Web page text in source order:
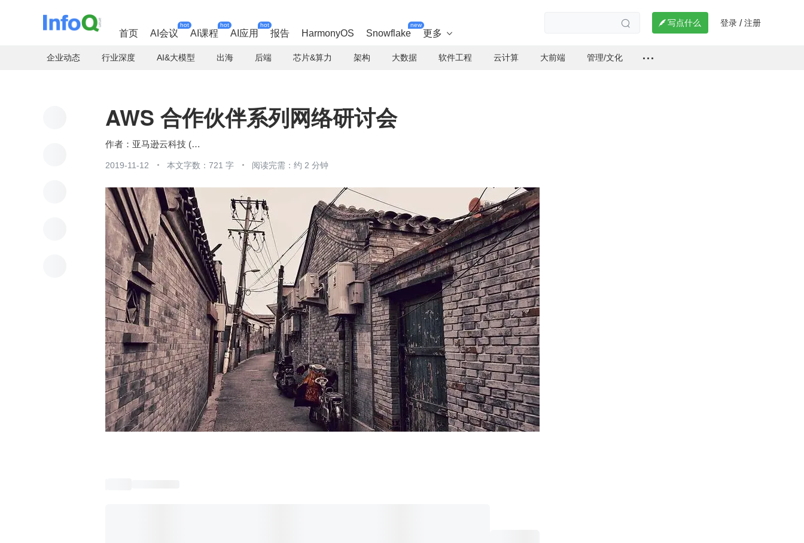
首页 AI会议
hot
AI课程
hot
AI应用
hot
报告 HarmonyOS Snowflake
new
更多 
  写点什么 登录 / 注册
企业动态 行业深度 AI&大模型 出海 后端 芯片&算力 架构 大数据 软件工程 云计算 大前端 管理/文化
AWS 合作伙伴系列网络研讨会
亚马逊云科技 (Amazon Web Services）
2019-11-12 本文字数：721 字 阅读完需：约 2 分钟